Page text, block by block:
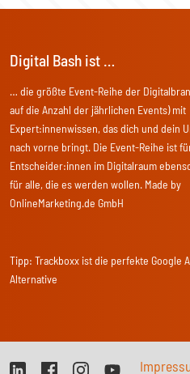
Digital Bash ist …
… die größte Event-Reihe der
auf die Anzahl der jährlichen Events) mit
Expert:innenwissen, das dich und dein
nach vorne bringt. Die Event-Reihe ist
Entscheider:innen im Digitalraum
für alle, die es werden wollen. Made by
OnlineMarketing.de GmbH
Tipp: Trackboxx ist die perfekte Google
Alternative